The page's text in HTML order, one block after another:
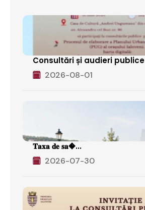
Consultări și audieri publice
2026-08-01
𝐓𝐚𝐱𝐚 𝐝𝐞 𝐬𝐚�...
2026-07-30